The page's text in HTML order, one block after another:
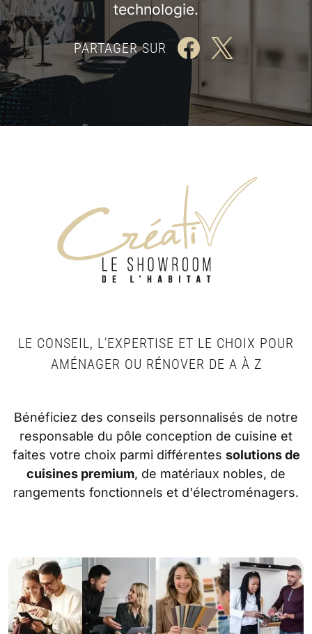
technologie.
PARTAGER SUR
LE CONSEIL, L’EXPERTISE ET LE CHOIX POUR
AMÉNAGER OU RÉNOVER DE A À Z
Bénéficiez des conseils personnalisés de notre
responsable du pôle conception de cuisine et
faites votre choix parmi différentes solutions de
cuisines premium, de matériaux nobles, de
rangements fonctionnels et d'électroménagers.